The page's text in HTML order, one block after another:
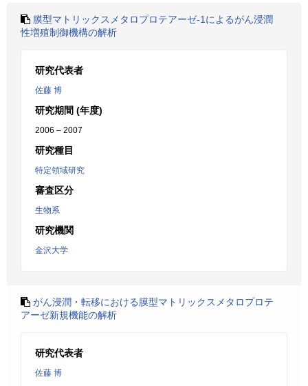
膜型マトリックスメタロプロテアーゼ-1によるがん浸潤
性増殖制御機構の解析
研究代表者
佐藤 博
研究期間 (年度)
2006 – 2007
研究種目
特定領域研究
審査区分
生物系
研究機関
金沢大学
がん浸潤・転移における膜型マトリックスメタロプロテ
アーゼ新規機能の解析
研究代表者
佐藤 博